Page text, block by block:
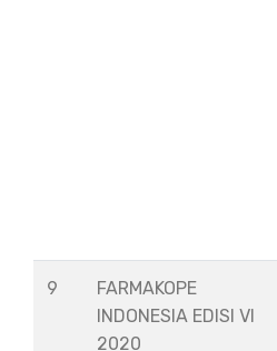
9
FARMAKOPE
INDONESIA EDISI VI
2020